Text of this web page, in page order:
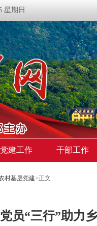
星期日
党建工作 干部工作
村基层党建>正文
员“三行”助力